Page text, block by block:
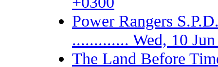
Power Rangers
............. Wed, 10
The Land Before